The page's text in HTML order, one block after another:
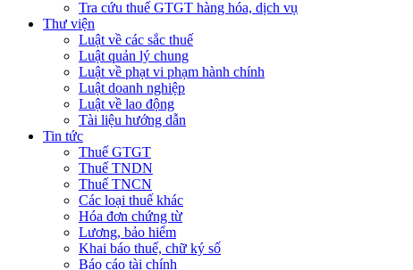
Tra cứu thuế GTGT hàng hóa, dịch vụ
Thư viện
Luật về các sắc thuế
Luật quản lý chung
Luật về phạt vi phạm hành chính
Luật doanh nghiệp
Luật về lao động
Tài liệu hướng dẫn
Tin tức
Thuế GTGT
Thuế TNDN
Thuế TNCN
Các loại thuế khác
Hóa đơn chứng từ
Lương, bảo hiểm
Khai báo thuế, chữ ký số
Báo cáo tài chính